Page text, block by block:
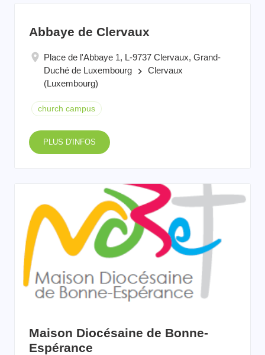
Abbaye de Clervaux
Place de l'Abbaye 1, L-9737 Clervaux, Grand-
Duché de Luxembourg
keyboard_arrow_right Clervaux
(Luxembourg)
church campus
PLUS D'INFOS
Maison Diocésaine de Bonne-
Espérance